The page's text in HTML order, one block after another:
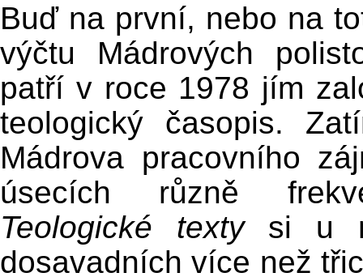
Buď na první, nebo na
výčtu Mádrových
patří v roce 1978 jím
teologický časopis.
Mádrova pracovního
úsecích různě
Teologické textysi u
dosavadních více než